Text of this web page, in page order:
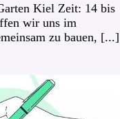
Kiel Zeit: 14 bis
wir uns im
zu bauen, [...]